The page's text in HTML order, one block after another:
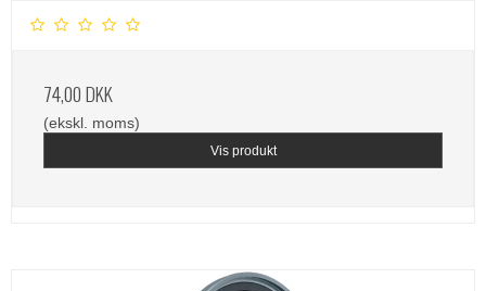
74,00 DKK
(ekskl. moms)
Vis produkt